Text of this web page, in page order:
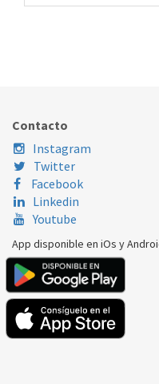
Contacto
Instagram
Twitter
Facebook
Linkedin
Youtube
App disponible en iOs y